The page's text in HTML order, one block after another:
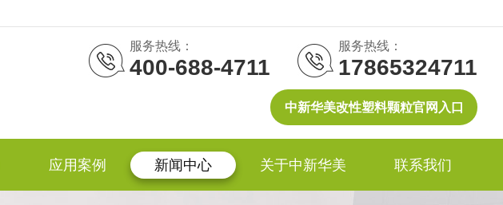
中新华美改性塑料颗粒官网入口
服务热线：
400-688-4711
服务热线：
17865324711
应用案例 新闻中心 关于中新华美 联系我们